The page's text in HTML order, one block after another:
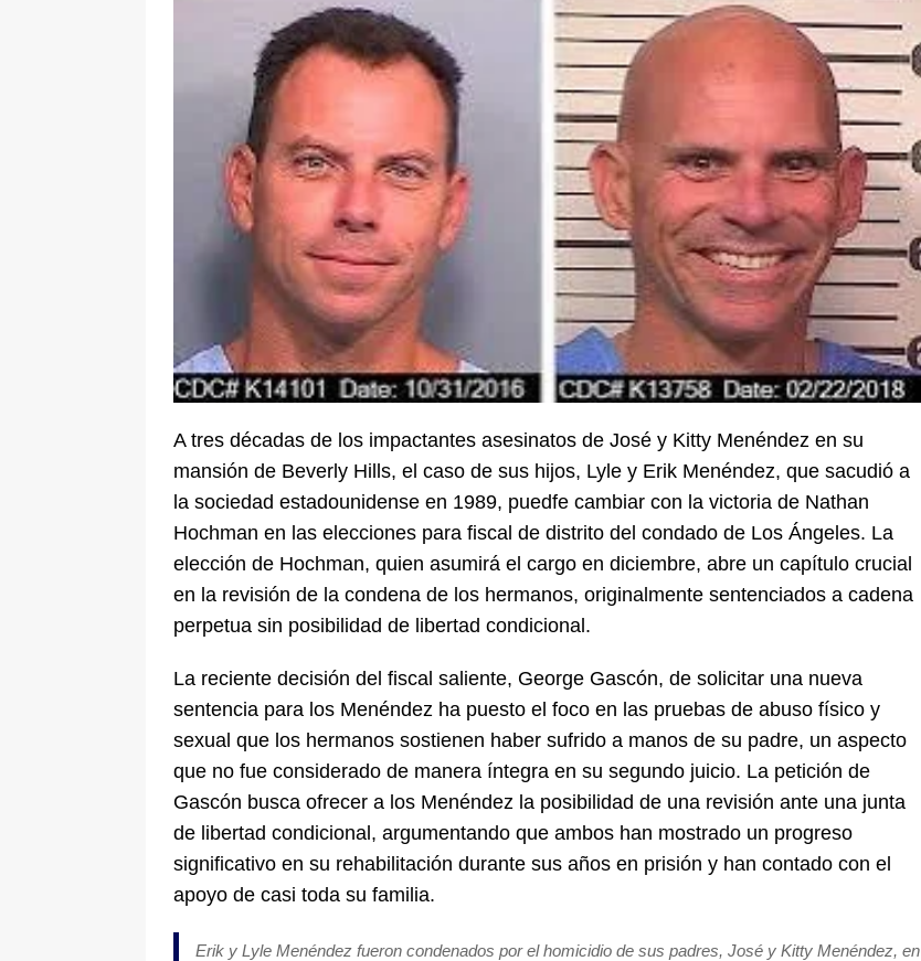
[ 6 de agosto de 2026 ] La historia detrás de la banda presidencial que portará Abelardo De La
Espriella: tradición, simbolismo y el arte de un sastre colombiano reconocido en el mundo LO
A tres décadas de los impactantes asesinatos de José y Kitty Menéndez en su
mansión de Beverly Hills, el caso de sus hijos, Lyle y Erik Menéndez, que sacudió a
la sociedad estadounidense en 1989, puedfe cambiar con la victoria de Nathan
Hochman en las elecciones para fiscal de distrito del condado de Los Ángeles. La
elección de Hochman, quien asumirá el cargo en diciembre, abre un capítulo crucial
en la revisión de la condena de los hermanos, originalmente sentenciados a cadena
perpetua sin posibilidad de libertad condicional.
La reciente decisión del fiscal saliente, George Gascón, de solicitar una nueva
sentencia para los Menéndez ha puesto el foco en las pruebas de abuso físico y
sexual que los hermanos sostienen haber sufrido a manos de su padre, un aspecto
que no fue considerado de manera íntegra en su segundo juicio. La petición de
Gascón busca ofrecer a los Menéndez la posibilidad de una revisión ante una junta
de libertad condicional, argumentando que ambos han mostrado un progreso
significativo en su rehabilitación durante sus años en prisión y han contado con el
apoyo de casi toda su familia.
Erik y Lyle Menéndez fueron condenados por el homicidio de sus padres, José y Kitty Menéndez, en